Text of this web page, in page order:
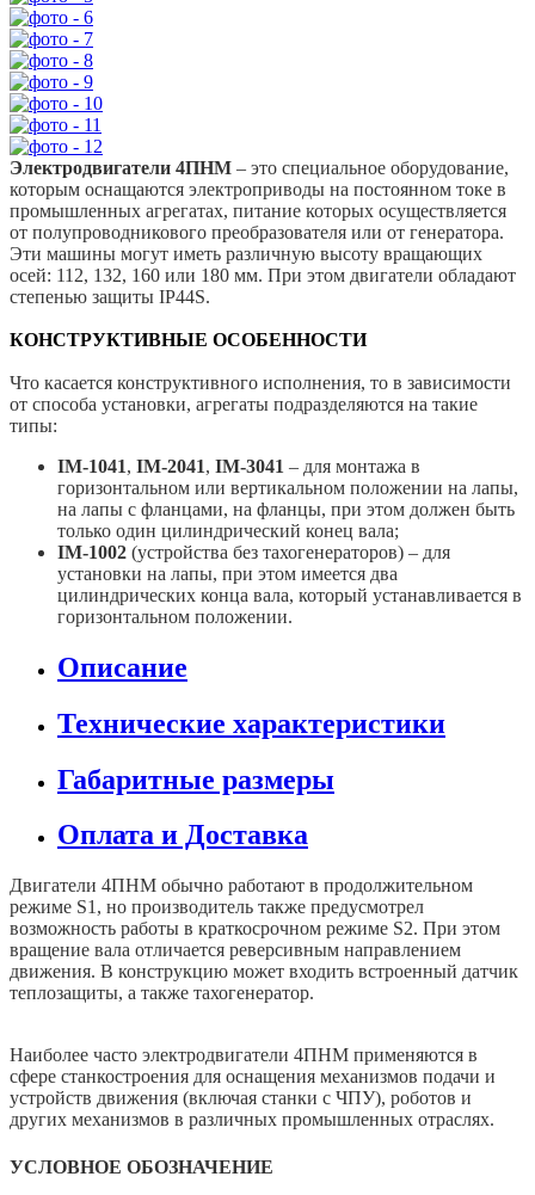
Электродвигатели 4ПНМ – это специальное оборудование,
которым оснащаются электроприводы на постоянном токе в
промышленных агрегатах, питание которых осуществляется
от полупроводникового преобразователя или от генератора.
Эти машины могут иметь различную высоту вращающих
осей: 112, 132, 160 или 180 мм. При этом двигатели обладают
степенью защиты IP44S.
КОНСТРУКТИВНЫЕ ОСОБЕННОСТИ
Что касается конструктивного исполнения, то в зависимости
от способа установки, агрегаты подразделяются на такие
типы:
IM-1041, IM-2041, IM-3041 – для монтажа в
горизонтальном или вертикальном положении на лапы,
на лапы с фланцами, на фланцы, при этом должен быть
только один цилиндрический конец вала;
IM-1002 (устройства без тахогенераторов) – для
установки на лапы, при этом имеется два
цилиндрических конца вала, который устанавливается в
горизонтальном положении.
Описание
Технические характеристики
Габаритные размеры
Оплата и Доставка
Двигатели 4ПНМ обычно работают в продолжительном
режиме S1, но производитель также предусмотрел
возможность работы в краткосрочном режиме S2. При этом
вращение вала отличается реверсивным направлением
движения. В конструкцию может входить встроенный датчик
теплозащиты, а также тахогенератор.
Наиболее часто электродвигатели 4ПНМ применяются в
сфере станкостроения для оснащения механизмов подачи и
устройств движения (включая станки с ЧПУ), роботов и
других механизмов в различных промышленных отраслях.
УСЛОВНОЕ ОБОЗНАЧЕНИЕ